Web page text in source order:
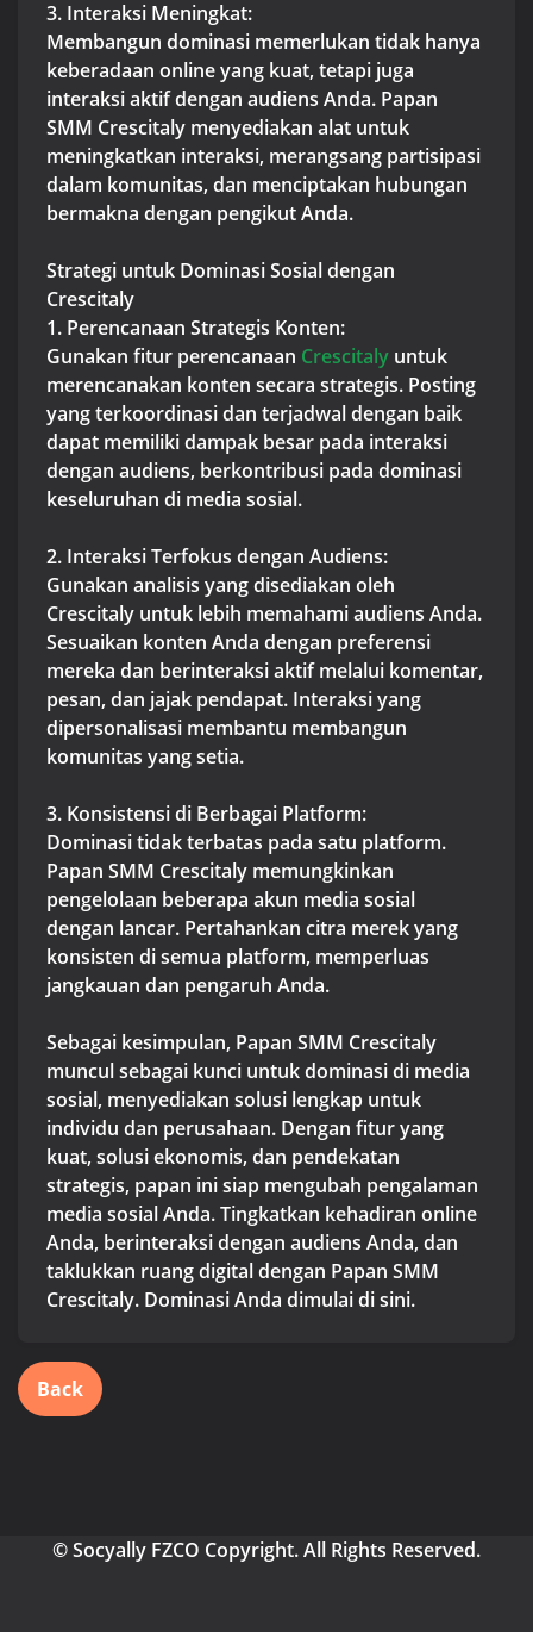
3. Interaksi Meningkat:
Membangun dominasi memerlukan tidak hanya
keberadaan online yang kuat, tetapi juga
interaksi aktif dengan audiens Anda. Papan
SMM Crescitaly menyediakan alat untuk
meningkatkan interaksi, merangsang partisipasi
dalam komunitas, dan menciptakan hubungan
bermakna dengan pengikut Anda.
Strategi untuk Dominasi Sosial dengan
Crescitaly
1. Perencanaan Strategis Konten:
Gunakan fitur perencanaan Crescitaly untuk
merencanakan konten secara strategis. Posting
yang terkoordinasi dan terjadwal dengan baik
dapat memiliki dampak besar pada interaksi
dengan audiens, berkontribusi pada dominasi
keseluruhan di media sosial.
2. Interaksi Terfokus dengan Audiens:
Gunakan analisis yang disediakan oleh
Crescitaly untuk lebih memahami audiens Anda.
Sesuaikan konten Anda dengan preferensi
mereka dan berinteraksi aktif melalui komentar,
pesan, dan jajak pendapat. Interaksi yang
dipersonalisasi membantu membangun
komunitas yang setia.
3. Konsistensi di Berbagai Platform:
Dominasi tidak terbatas pada satu platform.
Papan SMM Crescitaly memungkinkan
pengelolaan beberapa akun media sosial
dengan lancar. Pertahankan citra merek yang
konsisten di semua platform, memperluas
jangkauan dan pengaruh Anda.
Sebagai kesimpulan, Papan SMM Crescitaly
muncul sebagai kunci untuk dominasi di media
sosial, menyediakan solusi lengkap untuk
individu dan perusahaan. Dengan fitur yang
kuat, solusi ekonomis, dan pendekatan
strategis, papan ini siap mengubah pengalaman
media sosial Anda. Tingkatkan kehadiran online
Anda, berinteraksi dengan audiens Anda, dan
taklukkan ruang digital dengan Papan SMM
Crescitaly. Dominasi Anda dimulai di sini.
Back
© Socyally FZCO Copyright. All Rights Reserved.